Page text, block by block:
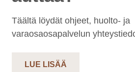
Täältä löydät ohjeet, huolto- ja
varaosaosapalvelun
LUE LISÄÄ